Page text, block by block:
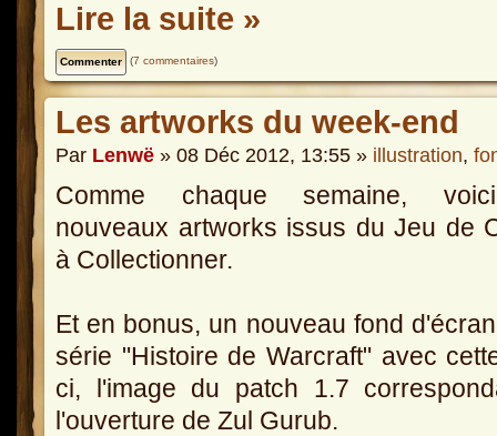
Lire la suite »
(7 commentaires)
Les artworks du week-end
Par Lenwë » 08 Déc 2012, 13:55 » illustration,
Comme chaque semaine,
nouveaux artworks issus du Jeu de
à Collectionner.
Et en bonus, un nouveau fond
série "Histoire de Warcraft" avec
ci, l'image du patch 1.7
l'ouverture de Zul Gurub.